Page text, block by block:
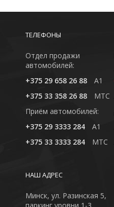
ТЕЛЕФОНЫ
Отдел продажи
автомобилей:
+375 29 658 26 88
A1
+375 33 358 26 88
MTC
Приём автомобилей:
+375 29 3333 284
A1
+375 33 3333 284
MTC
НАШ АДРЕС
Минск, ул. Разинская 5,